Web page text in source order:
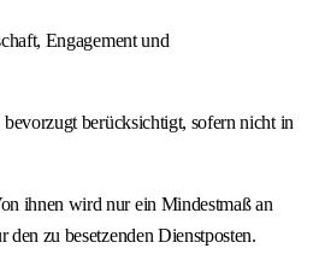
Engagement und
berücksichtigt, sofern nicht in
ihnen wird nur ein Mindestmaß an
zu besetzenden Dienstposten.